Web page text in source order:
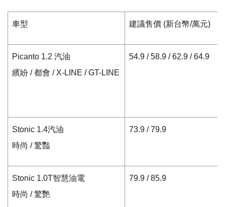
車型 建議售價 (新台幣/萬元)
Picanto 1.2 汽油
繽紛 /都會 / X-LINE / GT-LINE
54.9 / 58.9 / 62.9 / 64.9
Stonic 1.4汽油
時尚 /驚豔
73.9 / 79.9
Stonic 1.0T智慧油電
時尚 /驚艷
79.9 / 85.9